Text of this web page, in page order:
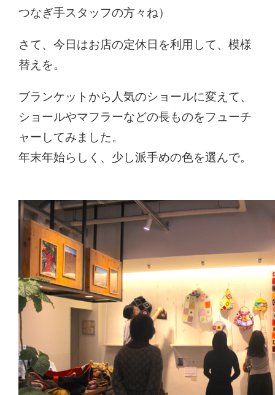
つなぎ手スタッフの方々ね）
さて、今日はお店の定休日を利用して、模様
替えを。
ブランケットから人気のショールに変えて、
ショールやマフラーなどの長ものをフューチ
ャーしてみました。
年末年始らしく、少し派手めの色を選んで。